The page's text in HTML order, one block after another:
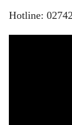
Hotline: